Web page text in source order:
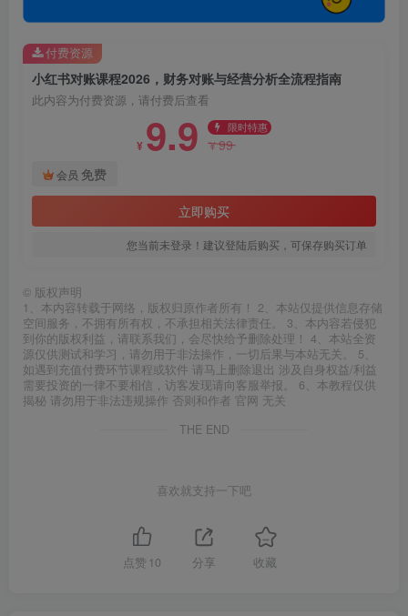
小红书对账课程2026，财务对账与经营分析全流程指南
此内容为付费资源，请付费后查看
¥ 9.9 限时特惠
¥99
会员 免费
立即购买
您当前未登录！建议登陆后购买，可保存购买订单
付费资源
© 版权声明
1、本内容转载于网络，版权归原作者所有！ 2、本站仅提供信息存储
空间服务，不拥有所有权，不承担相关法律责任。 3、本内容若侵犯
到你的版权利益，请联系我们，会尽快给予删除处理！ 4、本站全资
源仅供测试和学习，请勿用于非法操作，一切后果与本站无关。 5、
如遇到充值付费环节课程或软件 请马上删除退出 涉及自身权益/利益
需要投资的一律不要相信，访客发现请向客服举报。 6、本教程仅供
揭秘 请勿用于非法违规操作 否则和作者 官网 无关
THE END
喜欢就支持一下吧
点赞 10 分享 收藏